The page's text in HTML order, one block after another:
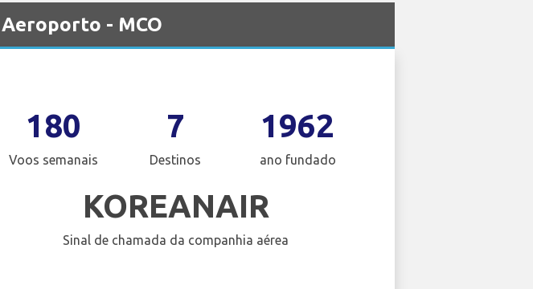
- MCO
180
Voos semanais
7
Destinos
1962
ano fundado
KOREANAIR
Sinal de chamada da companhia aérea